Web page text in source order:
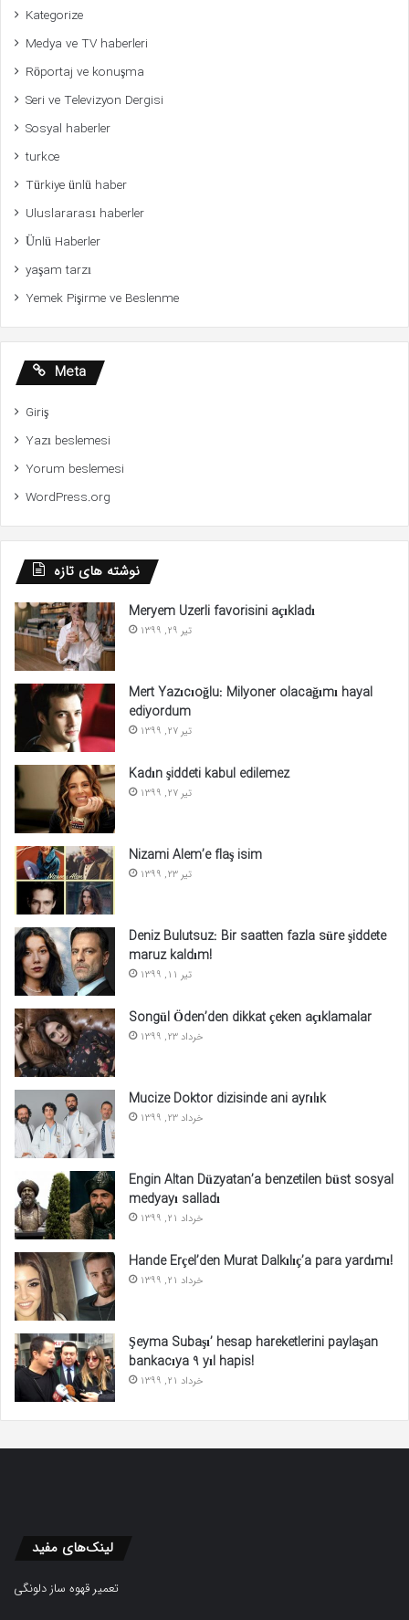
Kategorize
Medya ve TV haberleri
Röportaj ve konuşma
Seri ve Televizyon Dergisi
Sosyal haberler
turkce
Türkiye ünlü haber
Uluslararası haberler
Ünlü Haberler
yaşam tarzı
Yemek Pişirme ve Beslenme
Meta
Giriş
Yazı beslemesi
Yorum beslemesi
WordPress.org
نوشته های تازه
Meryem Uzerli favorisini açıkladı
تیر 29, 1399
Mert Yazıcıoğlu: Milyoner olacağımı hayal
ediyordum
تیر 27, 1399
Kadın şiddeti kabul edilemez
تیر 27, 1399
Nizami Alem’e flaş isim
تیر 23, 1399
Deniz Bulutsuz: Bir saatten fazla süre şiddete
maruz kaldım!
تیر 11, 1399
Songül Öden’den dikkat çeken açıklamalar
خرداد 23, 1399
Mucize Doktor dizisinde ani ayrılık
خرداد 23, 1399
Engin Altan Düzyatan’a benzetilen büst sosyal
medyayı salladı
خرداد 21, 1399
Hande Erçel’den Murat Dalkılıç’a para yardımı!
خرداد 21, 1399
Şeyma Subaşı’ hesap hareketlerini paylaşan
bankacıya 9 yıl hapis!
خرداد 21, 1399
لینک‌های مفید
تعمیر قهوه ساز دلونگی